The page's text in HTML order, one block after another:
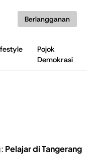
Berlangganan
Pojok
Demokrasi
Pelajar di Tangerang